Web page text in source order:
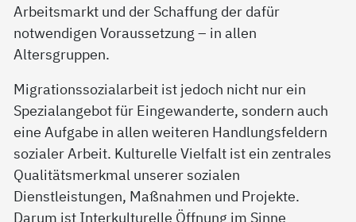
Arbeitsmarkt und der Schaffung der dafür
notwendigen Voraussetzung – in allen
Altersgruppen.
Migrationssozialarbeit ist jedoch nicht nur ein
Spezialangebot für Eingewanderte, sondern auch
eine Aufgabe in allen weiteren Handlungsfeldern
sozialer Arbeit. Kulturelle Vielfalt ist ein zentrales
Qualitätsmerkmal unserer sozialen
Dienstleistungen, Maßnahmen und Projekte.
Darum ist Interkulturelle Öffnung im Sinne